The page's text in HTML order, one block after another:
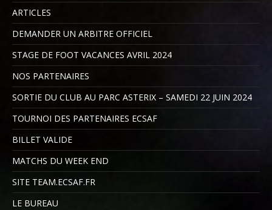
ARTICLES
DEMANDER UN ARBITRE OFFICIEL
STAGE DE FOOT VACANCES AVRIL 2024
NOS PARTENAIRES
SORTIE DU CLUB AU PARC ASTERIX – SAMEDI 22 JUIN 2024
TOURNOI DES PARTENAIRES ECSAF
BILLET VALIDE
MATCHS DU WEEK END
SITE TEAM.ECSAF.FR
LE BUREAU